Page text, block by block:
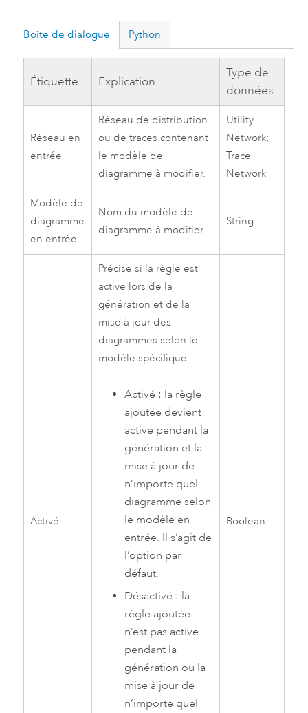
Boîte de dialogue Python
Étiquette Explication
Type de
données
Réseau en
entrée
Réseau de distribution
ou de traces contenant
le modèle de
diagramme à modifier.
Utility
Network;
Trace
Network
Modèle de
diagramme
en entrée
Nom du modèle de
diagramme à modifier.
String
Activé
Précise si la règle est
active lors de la
génération et de la
mise à jour des
diagrammes selon le
modèle spécifique.
Activé : la règle
ajoutée devient
active pendant la
génération et la
mise à jour de
n’importe quel
diagramme selon
le modèle en
entrée. Il s’agit de
l’option par
défaut.
Désactivé : la
règle ajoutée
n’est pas active
pendant la
génération ou la
mise à jour de
n’importe quel
Boolean